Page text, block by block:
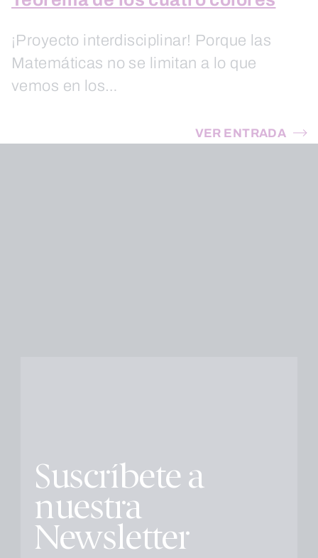
¡Proyecto interdisciplinar! Porque las
Matemáticas no se limitan a lo que
vemos en los…
VER ENTRADA
Suscríbete a
nuestra
Newsletter